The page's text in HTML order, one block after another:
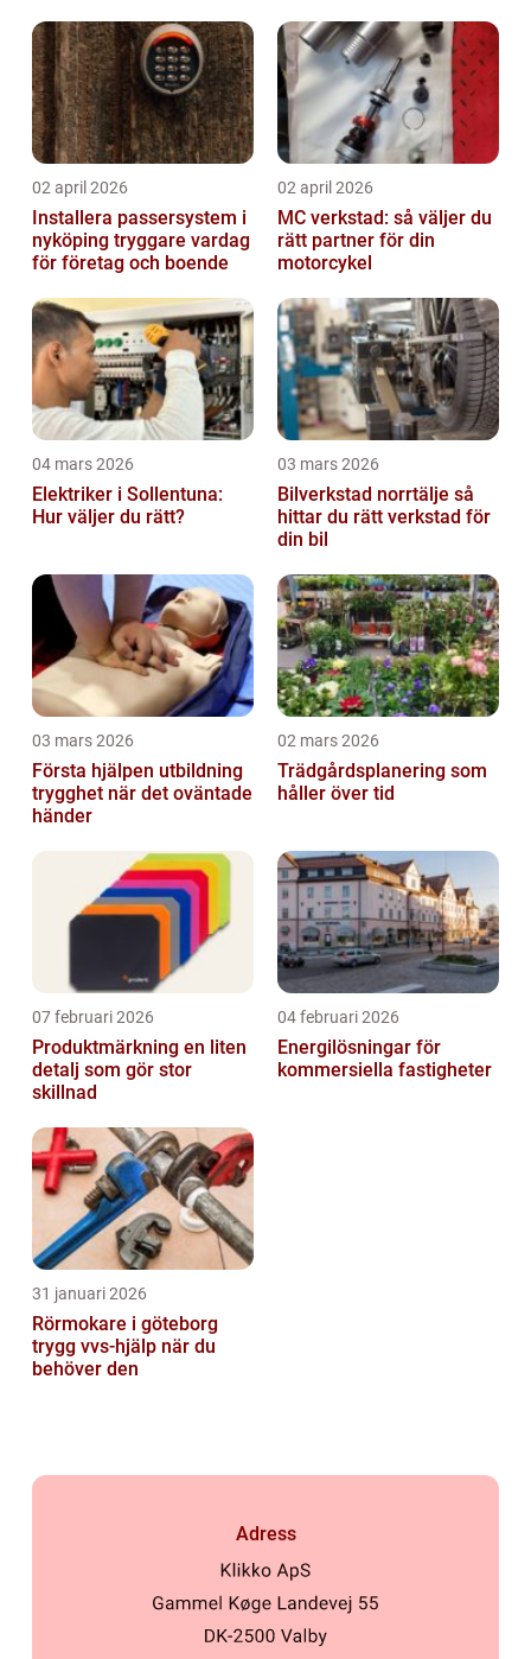
02 april 2026
Installera passersystem i
nyköping tryggare vardag
för företag och boende
02 april 2026
MC verkstad: så väljer du
rätt partner för din
motorcykel
04 mars 2026
Elektriker i Sollentuna:
Hur väljer du rätt?
03 mars 2026
Bilverkstad norrtälje så
hittar du rätt verkstad för
din bil
03 mars 2026
Första hjälpen utbildning
trygghet när det oväntade
händer
02 mars 2026
Trädgårdsplanering som
håller över tid
07 februari 2026
Produktmärkning en liten
detalj som gör stor
skillnad
04 februari 2026
Energilösningar för
kommersiella fastigheter
31 januari 2026
Rörmokare i göteborg
trygg vvs-hjälp när du
behöver den
Adress